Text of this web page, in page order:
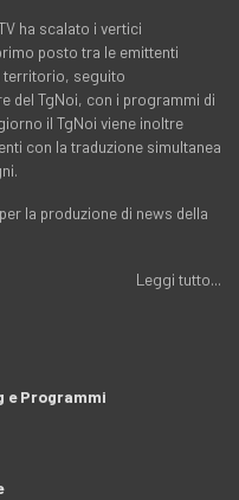
ha scalato i vertici
posto tra le emittenti
territorio, seguito
del TgNoi, con i programmi di
il TgNoi viene inoltre
con la traduzione simultanea
la produzione di news della
Leggi tutto...
e Programmi